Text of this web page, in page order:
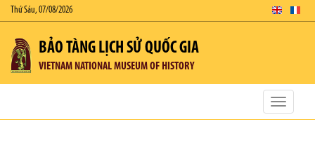
Thứ Sáu, 07/08/2026
BẢO TÀNG LỊCH SỬ QUỐC GIA
VIETNAM NATIONAL MUSEUM OF HISTORY
Toggle